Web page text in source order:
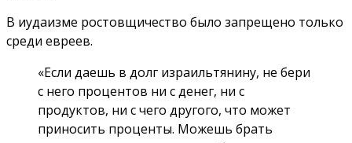
В иудаизме ростовщичество было запрещено только
среди евреев.
«Если даешь в долг израильтянину, не бери
с него процентов ни с денег, ни с
продуктов, ни с чего другого, что может
приносить проценты. Можешь брать